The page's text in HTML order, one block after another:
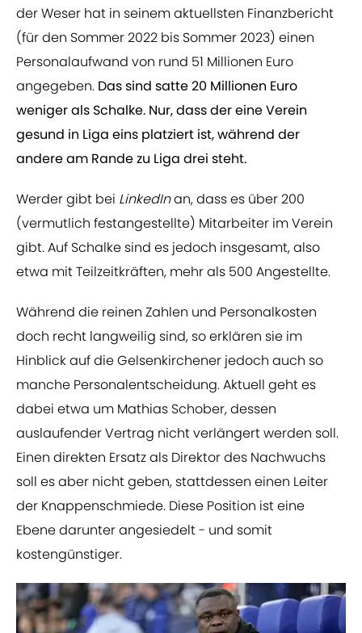
der Weser hat in seinem aktuellsten Finanzbericht
(für den Sommer 2022 bis Sommer 2023) einen
Personalaufwand von rund 51 Millionen Euro
angegeben. Das sind satte 20 Millionen Euro
weniger als Schalke. Nur, dass der eine Verein
gesund in Liga eins platziert ist, während der
andere am Rande zu Liga drei steht.
Werder gibt bei LinkedInan, dass es über 200
(vermutlich festangestellte) Mitarbeiter im Verein
gibt. Auf Schalke sind es jedoch insgesamt, also
etwa mit Teilzeitkräften, mehr als 500 Angestellte.
Während die reinen Zahlen und Personalkosten
doch recht langweilig sind, so erklären sie im
Hinblick auf die Gelsenkirchener jedoch auch so
manche Personalentscheidung. Aktuell geht es
dabei etwa um Mathias Schober, dessen
auslaufender Vertrag nicht verlängert werden soll.
Einen direkten Ersatz als Direktor des Nachwuchs
soll es aber nicht geben, stattdessen einen Leiter
der Knappenschmiede. Diese Position ist eine
Ebene darunter angesiedelt - und somit
kostengünstiger.